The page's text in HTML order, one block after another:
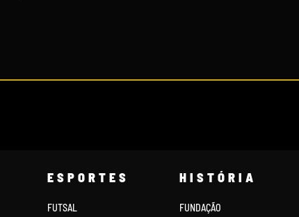
ESPORTES
FUTSAL
HISTÓRIA
FUNDAÇÃO